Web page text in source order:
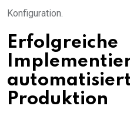
Konfiguration.
Erfolgreiche
Produktion